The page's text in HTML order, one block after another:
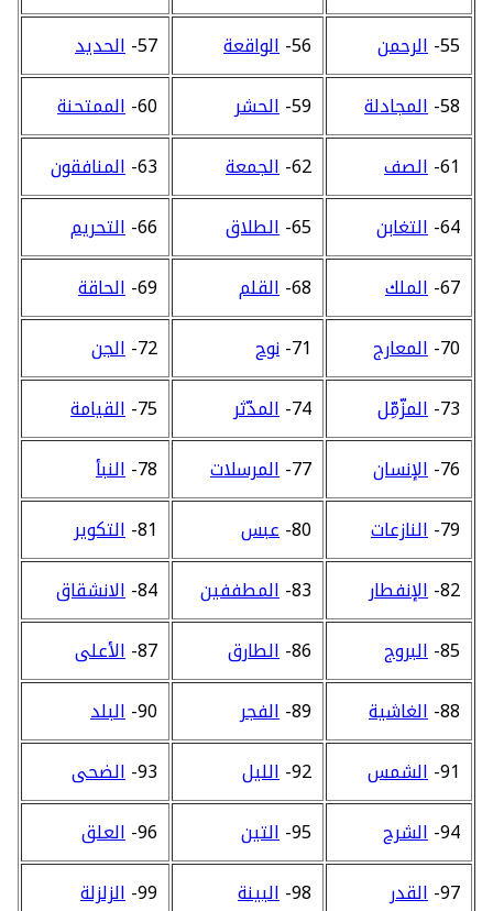
55- الرحمن 56- الواقعة 57- الحديد
58- المجادلة 59- الحشر 60- الممتحنة
61- الصف 62- الجمعة 63- المنافقون
64- التغابن 65- الطلاق 66- التحريم
67- الملك 68- القلم 69- الحاقة
70- المعارج 71- نوح 72- الجن
73- المزّمِّل 74- المدّثر 75- القيامة
76- الإنسان 77- المرسلات 78- النبأ
79- النازعات 80- عبس 81- التكوير
82- الإنفطار 83- المطففين 84- الانشقاق
85- البروج 86- الطارق 87- الأعلى
88- الغاشية 89- الفجر 90- البلد
91- الشمس 92- الليل 93- الضحى
94- الشرح 95- التين 96- العلق
97- القدر 98- البينة 99- الزلزلة